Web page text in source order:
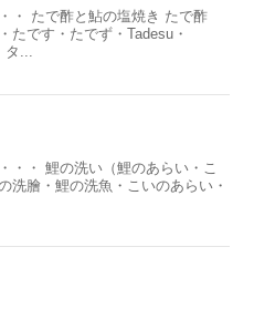
・ たで酢と鮎の塩焼き たで酢
たです・たでず・Tadesu・
...
・・ 鯉の洗い（鯉のあらい・こ
洗膾・鯉の洗魚・こいのあらい・